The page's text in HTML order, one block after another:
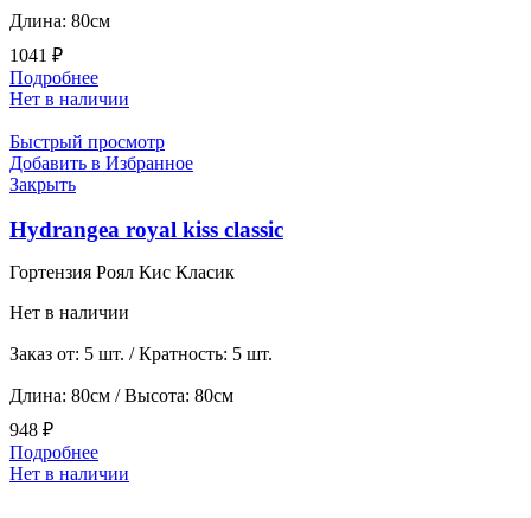
Длина: 80см
1041 ₽
Подробнее
Нет в наличии
Быстрый просмотр
Добавить в Избранное
Закрыть
Hydrangea royal kiss classic
Гортензия Роял Кис Класик
Нет в наличии
Заказ от: 5 шт. / Кратность: 5 шт.
Длина: 80см / Высота: 80см
948 ₽
Подробнее
Нет в наличии